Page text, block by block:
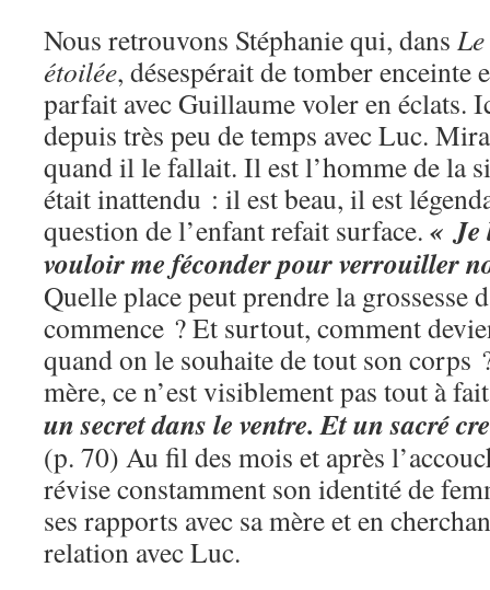
Nous retrouvons Stéphanie qui, dans
étoilée, désespérait de tomber enceinte
parfait avec Guillaume voler en éclats.
depuis très peu de temps avec Luc.
quand il le fallait. Il est l’homme de la
était inattendu : il est beau, il est
question de l’enfant refait surface. « Je
vouloir me féconder pour verrouiller
Quelle place peut prendre la grossesse
commence ? Et surtout, comment
quand on le souhaite de tout son corps
mère, ce n’est visiblement pas tout à
un secret dans le ventre. Et un sacré
(p. 70) Au fil des mois et après
révise constamment son identité de
ses rapports avec sa mère et en
relation avec Luc.